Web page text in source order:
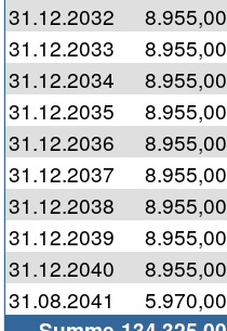
31.12.2032
8.955,00
31.12.2033
8.955,00
31.12.2034
8.955,00
31.12.2035
8.955,00
31.12.2036
8.955,00
31.12.2037
8.955,00
31.12.2038
8.955,00
31.12.2039
8.955,00
31.12.2040
8.955,00
31.08.2041
5.970,00